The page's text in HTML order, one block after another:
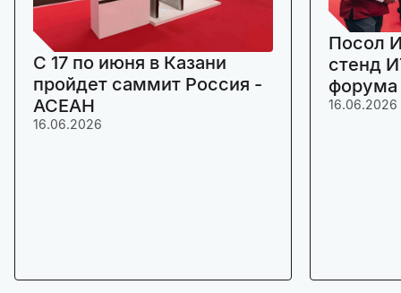
C 17 по июня в Казани
пройдет саммит Россия -
АСЕАН
16.06.2026
Посол
стенд
16.06.2026